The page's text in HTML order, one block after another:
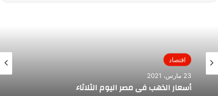
اقتصاد
23 مارس، 2021
أسعار الذهب فى مصر اليوم الثلاثاء